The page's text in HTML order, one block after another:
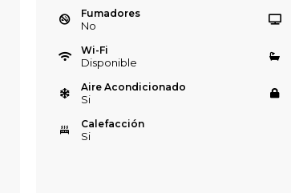
Fumadores
No
Wi-Fi
Disponible
Aire Acondicionado
Si
Calefacción
Si